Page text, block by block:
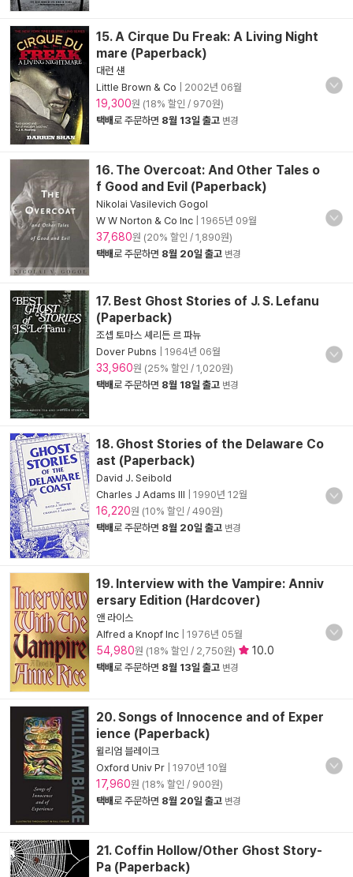
15. A Cirque Du Freak: A Living Night
mare (Paperback)
대런 섄
Little Brown & Co
2002년 06월
19,300원 (18% 할인 / 970원)
택배로 주문하면 8월 13일 출고 변경
16. The Overcoat: And Other Tales o
f Good and Evil (Paperback)
Nikolai Vasilevich Gogol
W W Norton & Co Inc
1965년 09월
37,680원 (20% 할인 / 1,890원)
택배로 주문하면 8월 20일 출고 변경
17. Best Ghost Stories of J. S. Lefanu
(Paperback)
조셉 토마스 셰리든 르 파뉴
Dover Pubns
1964년 06월
33,960원 (25% 할인 / 1,020원)
택배로 주문하면 8월 18일 출고 변경
18. Ghost Stories of the Delaware Co
ast (Paperback)
David J. Seibold
Charles J Adams III
1990년 12월
16,220원 (10% 할인 / 490원)
택배로 주문하면 8월 20일 출고 변경
19. Interview with the Vampire: Anniv
ersary Edition (Hardcover)
앤 라이스
Alfred a Knopf Inc
1976년 05월
54,980원 (18% 할인 / 2,750원) 10.0
택배로 주문하면 8월 13일 출고 변경
20. Songs of Innocence and of Exper
ience (Paperback)
윌리엄 블레이크
Oxford Univ Pr
1970년 10월
17,960원 (18% 할인 / 900원)
택배로 주문하면 8월 20일 출고 변경
21. Coffin Hollow/Other Ghost Story-
Pa (Paperback)